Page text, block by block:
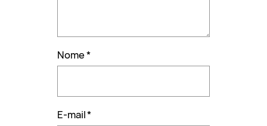
Nome*
E-mail*